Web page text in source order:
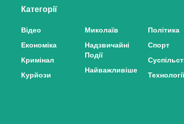
Категорії
Відео
Економіка
Кримінал
Курйози
Миколаїв
Надзвичайні
Події
Найважливіше
Політика
Спорт